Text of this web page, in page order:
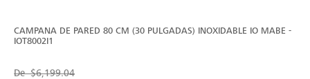
CAMPANA DE PARED 80 CM (30 PULGADAS) INOXIDABLE IO MABE -
IOT8002I1
De$6,199.04